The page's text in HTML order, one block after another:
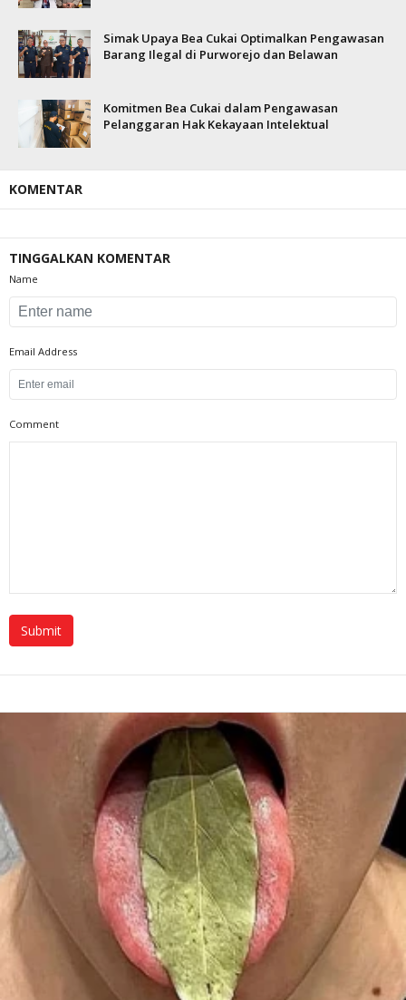
Simak Upaya Bea Cukai Optimalkan Pengawasan
Barang Ilegal di Purworejo dan Belawan
Komitmen Bea Cukai dalam Pengawasan
Pelanggaran Hak Kekayaan Intelektual
KOMENTAR
TINGGALKAN KOMENTAR
Name
Email Address
Comment